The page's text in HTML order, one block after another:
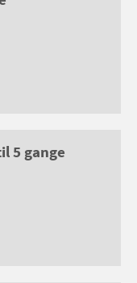
5 gange